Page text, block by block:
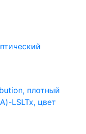
плотный
LSLTx, цвет